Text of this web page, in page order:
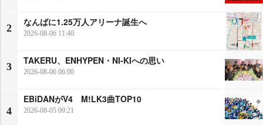
2
なんばに1.25万人アリーナ誕生へ
2026-08-06 11:40
3
TAKERU、ENHYPEN・NI-KIへの思い
2026-08-06 06:00
4
EBiDANがV4 M!LK3曲TOP10
2026-08-05 09:21